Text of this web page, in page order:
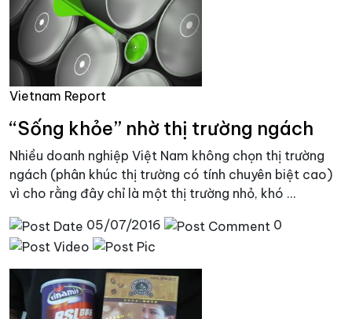
Vietnam Report
“Sống khỏe” nhờ thị trường ngách
Nhiều doanh nghiệp Việt Nam không chọn thị trường
ngách (phân khúc thị trường có tính chuyên biệt cao)
vì cho rằng đây chỉ là một thị trường nhỏ, khó ...
05/07/2016
0